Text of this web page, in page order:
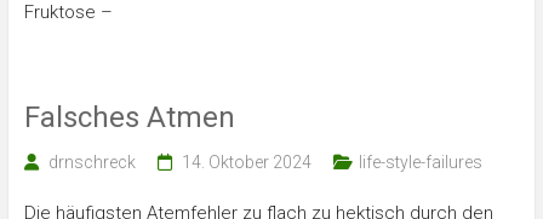
Fruktose –
Falsches Atmen
drnschreck 14. Oktober 2024 life-style-failures
Die häufigsten Atemfehler zu flach zu hektisch durch den